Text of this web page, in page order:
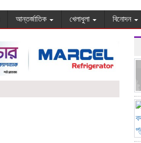
আন্তর্জাতিক খেলাধুলা বিনোদন